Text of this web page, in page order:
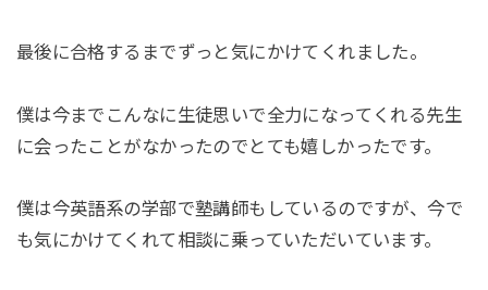
最後に合格するまでずっと気にかけてくれました。
僕は今までこんなに生徒思いで全力になってくれる先生
に会ったことがなかったのでとても嬉しかったです。
僕は今英語系の学部で塾講師もしているのですが、今で
も気にかけてくれて相談に乗っていただいています。